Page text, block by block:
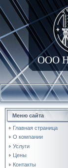
ООО
Меню сайта
Главная страница
О компании
Услуги
Цены
Контакты